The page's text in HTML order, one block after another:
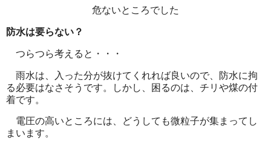
危ないところでした
防水は要らない？
つらつら考えると・・・
雨水は、入った分が抜けてくれれば良いので、防水に拘
る必要はなさそうです。しかし、困るのは、チリや煤の付
着です。
電圧の高いところには、どうしても微粒子が集まってし
まいます。